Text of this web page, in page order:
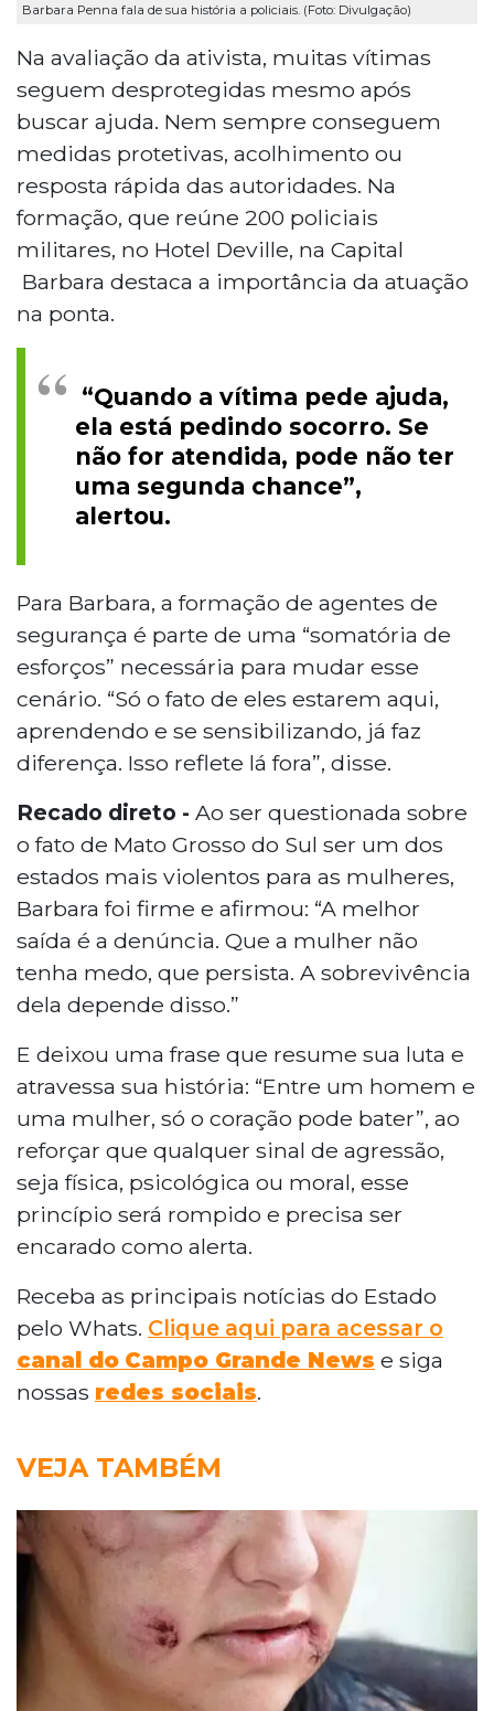
Barbara Penna fala de sua história a policiais. (Foto: Divulgação)
Na avaliação da ativista, muitas vítimas
seguem desprotegidas mesmo após
buscar ajuda. Nem sempre conseguem
medidas protetivas, acolhimento ou
resposta rápida das autoridades. Na
formação, que reúne 200 policiais
militares, no Hotel Deville, na Capital
Barbara destaca a importância da atuação
na ponta.
“Quando a vítima pede ajuda,
ela está pedindo socorro. Se
não for atendida, pode não ter
uma segunda chance”,
alertou.
Para Barbara, a formação de agentes de
segurança é parte de uma “somatória de
esforços” necessária para mudar esse
cenário. “Só o fato de eles estarem aqui,
aprendendo e se sensibilizando, já faz
diferença. Isso reflete lá fora”, disse.
Recado direto - Ao ser questionada sobre
o fato de Mato Grosso do Sul ser um dos
estados mais violentos para as mulheres,
Barbara foi firme e afirmou: “A melhor
saída é a denúncia. Que a mulher não
tenha medo, que persista. A sobrevivência
dela depende disso.”
E deixou uma frase que resume sua luta e
atravessa sua história: “Entre um homem e
uma mulher, só o coração pode bater”, ao
reforçar que qualquer sinal de agressão,
seja física, psicológica ou moral, esse
princípio será rompido e precisa ser
encarado como alerta.
Receba as principais notícias do Estado
pelo Whats. Clique aqui para acessar o
canal do Campo Grande News e siga
nossas redes sociais.
VEJA TAMBÉM